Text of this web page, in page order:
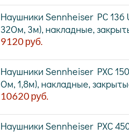
Наушники Sennheiser PC 136
32Ом, 3м), накладные,
9120 руб.
Наушники Sennheiser PXC
Ом, 1,8м), накладные,
10620 руб.
Наушники Sennheiser PXC